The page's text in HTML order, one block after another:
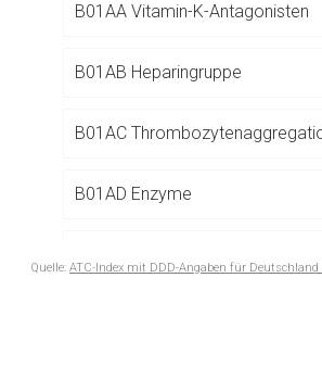
B01AA Vitamin-K-Antagonisten
B01AB Heparingruppe
B01AC
B01AD Enzyme
Quelle: ATC-Index mit DDD-Angaben für